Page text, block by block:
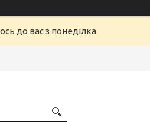
до вас з понеділка